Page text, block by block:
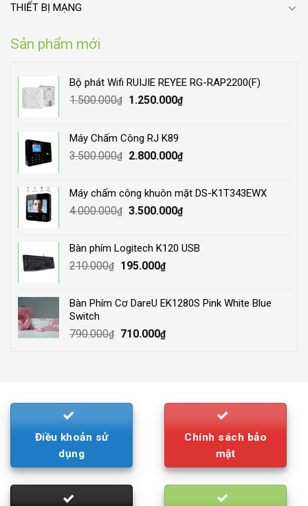
THIẾT BỊ MẠNG
Sản phẩm mới
Bộ phát Wifi RUIJIE REYEE RG-RAP2200(F)
1.500.000₫
Original
1.500.000₫.
1.250.000₫Current
Máy Chấm Công RJ K89
3.500.000₫
Original
3.500.000₫.
2.800.000₫Current
2.800.000₫.
Máy chấm công khuôn mặt DS-K1T343EWX
4.000.000₫ Original
4.000.000₫.
3.500.000₫Current
3.500.000₫.
Bàn phím Logitech K120 USB
210.000₫
Original
210.000₫.
195.000₫Current
195.000₫.
Bàn Phím Cơ DareU EK1280S Pink White Blue
Switch
790.000₫
Original
710.000₫Current
Điều khoản sử
dụng
Chính sách bảo
mật